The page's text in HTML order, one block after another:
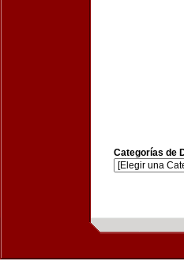
Categorías de